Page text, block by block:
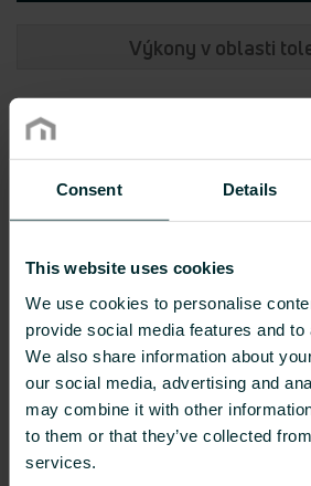
Consent Details
This website uses cookies
We use cookies to personalise
provide social media features and to
We also share information about
our social media, advertising and
may combine it with other
to them or that they’ve collected
services.
Výkony v oblasti
Výška (mm) 714 1134
Délka (mm)
500
343 512
600
404 604
750
493 738
900
581 869